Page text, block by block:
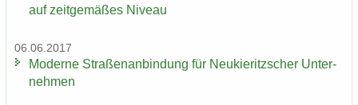
auf zeit­ge­mä­ßes Ni­veau
06.06.2017
Mo­der­ne Stra­ßen­an­bin­dung für Neu­kie­ritz­scher Un­ter­
neh­men